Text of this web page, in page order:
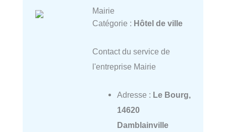
Mairie
Catégorie : Hôtel de ville
Contact du service de
l'entreprise Mairie
Adresse : Le Bourg,
14620
Damblainville